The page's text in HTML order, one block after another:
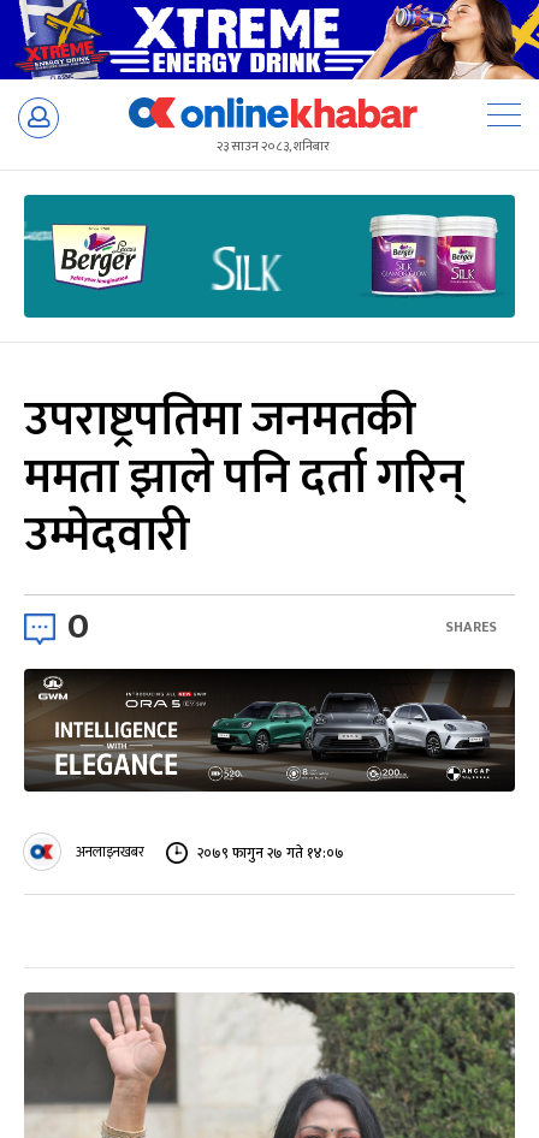
Skip
२३ साउन २०८३, शनिबार
उपराष्ट्रपतिमा जनमतकी
ममता झाले पनि दर्ता गरिन्
उम्मेदवारी
0 SHARES
अनलाइनखबर २०७९ फागुन २७ गते १४:०७